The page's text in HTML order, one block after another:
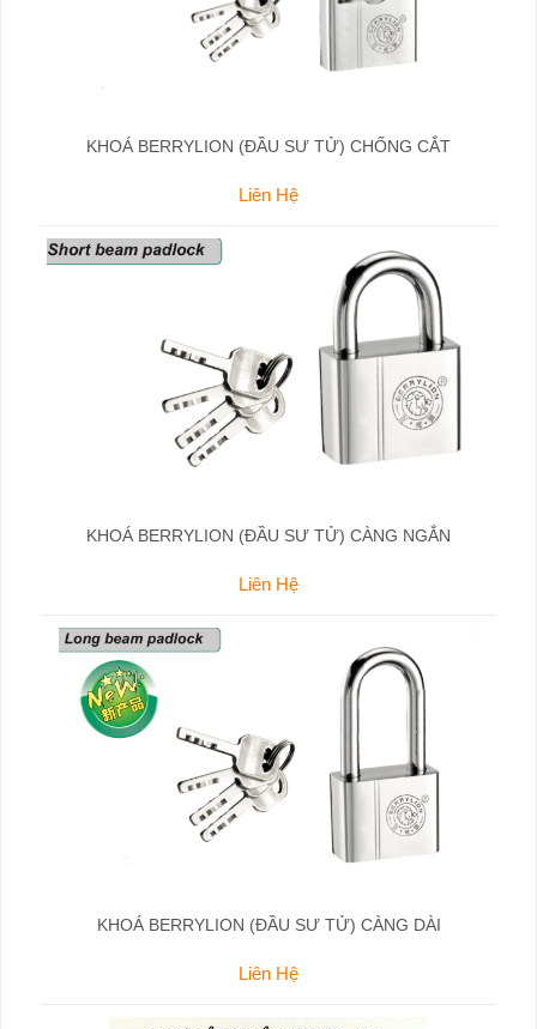
KHOÁ BERRYLION (ĐẦU SƯ TỬ) CHỐNG CẮT
Liên Hệ
KHOÁ BERRYLION (ĐẦU SƯ TỬ) CÀNG NGẮN
Liên Hệ
KHOÁ BERRYLION (ĐẦU SƯ TỬ) CÀNG DÀI
Liên Hệ